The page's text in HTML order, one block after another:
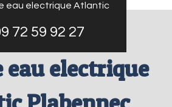
eau electrique Atlantic
72 59 92 27
eau electrique